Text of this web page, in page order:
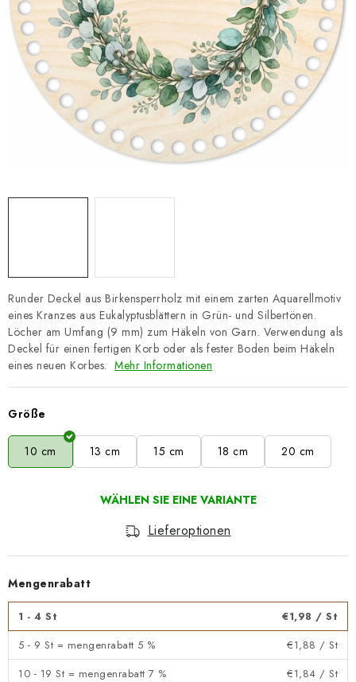
Datenschutzerklärung
Runder Deckel aus Birkensperrholz mit einem zarten Aquarellmotiv
eines Kranzes aus Eukalyptusblättern in Grün- und Silbertönen.
Löcher am Umfang (9 mm) zum Häkeln von Garn. Verwendung als
Deckel für einen fertigen Korb oder als fester Boden beim Häkeln
eines neuen Korbes. Mehr Informationen
Größe
10 cm 13 cm 15 cm 18 cm 20 cm
Lieferoptionen
Mengenrabatt
1 - 4 St €1,98 / St
5 - 9 St = mengenrabatt 5 %
€1,88 / St
10 - 19 St = mengenrabatt 7 %
€1,84 / St